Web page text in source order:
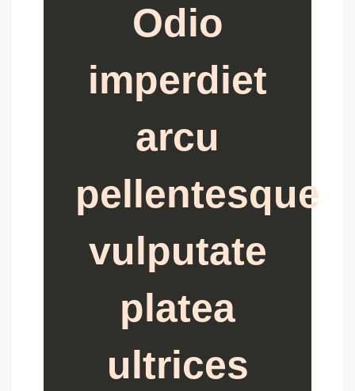
Odio
imperdiet
arcu
pellentesque
vulputate
platea
ultrices